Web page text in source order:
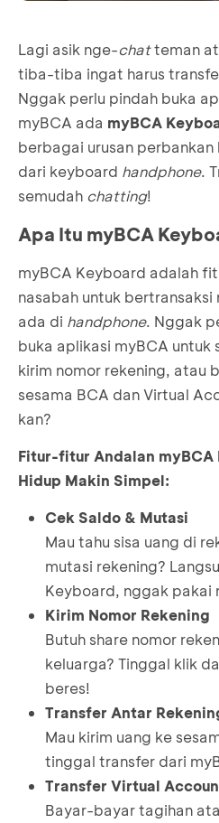
Lagi asik nge-chatteman
tiba-tiba ingat harus
Nggak perlu pindah buka
myBCA ada myBCA
berbagai urusan
dari keyboard handphone.
semudah chatting!
Apa Itu myBCA
myBCA Keyboard adalah
nasabah untuk
ada di handphone. Nggak
buka aplikasi myBCA untuk
kirim nomor rekening, atau
sesama BCA dan Virtual
kan?
Fitur-fitur Andalan
Hidup Makin Simpel:
Cek Saldo & Mutasi
Mau tahu sisa uang di
mutasi rekening?
Keyboard, nggak pakai
Kirim Nomor Rekening
Butuh share nomor
keluarga? Tinggal klik
beres!
Transfer Antar
Mau kirim uang ke
tinggal transfer dari
Transfer Virtual
Bayar-bayar tagihan